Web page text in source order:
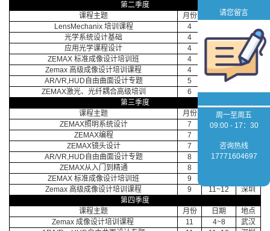
第二季度
课程主题
月份 日期
地点
LensMechanix 培训课程
4
光学系统设计基础
4 8~9
深圳
应用光学课程设计
4 10~12
深圳
ZEMAX 标准成像设计培训班
4 22~24
武汉
Zemax 高级成像设计培训课程
4 25~26
AR/VR,HUD自由曲面设计专题
5 2~3
ZEMAX激光、光纤耦合高级培训
6 10~11
武汉
第三季度
课程主题
月份 日期
地点
ZEMAX照明系统设计
7 15~17
武汉
ZEMAX编程
7
ZEMAX镜头设计
7 25~26
武汉
AR/VR,HUD自由曲面设计专题
8 12~14
武汉
ZEMAX从入门到精通
8
ZEMAX 标准成像设计培训班
9
Zemax 高级成像设计培训课程
9 11~12
深圳
第四季度
课程主题
月份 日期
地点
Zemax 成像设计培训课程
11 4~8
武汉
请您留言
周一至周五
09:00 - 17：30
咨询热线
17771604697